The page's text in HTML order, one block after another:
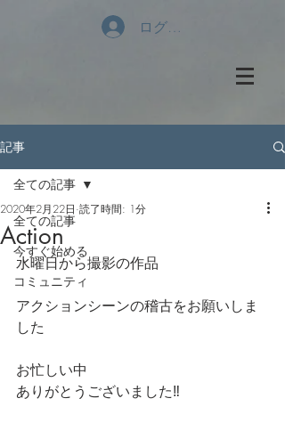
ログイン
記事
全ての記事
今すぐ始める
コミュニティ
全ての記事
Action
2020年2月22日 読了時間: 1分
水曜日から撮影の作品
アクションシーンの稽古をお願いしま
した
お忙しい中
ありがとうございました‼️